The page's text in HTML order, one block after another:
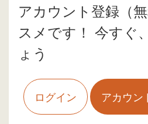
アカウント登録（
スメです！ 今すぐ
ょう
ログイン アカウン